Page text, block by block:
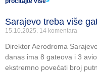
Sarajevo treba više
15.10.2025. 14 komentara
Direktor Aerodroma
danas ima 8 gateova i 3
ekstremno povećati broj